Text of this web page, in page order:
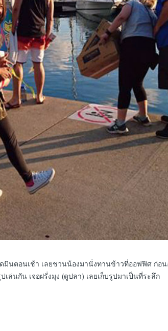
มินตอนเช้า เลยชวนน้องมานั่งทานข้าวที่ออฟฟิศ ก่อน
ล่นกัน เจอฝรั่งมุง (ดูปลา) เลยเก็บรูปมาเป็นที่ระลึก